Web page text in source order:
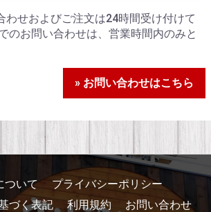
わせおよびご注文は24時間受け付けて
のお問い合わせは、営業時間内のみと
» お問い合わせはこちら
ついて
プライバシーポリシー
づく表記
利用規約 お問い合わせ